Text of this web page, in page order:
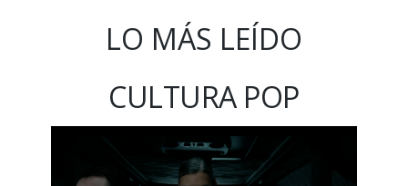
LO MÁS LEÍDO
CULTURA POP